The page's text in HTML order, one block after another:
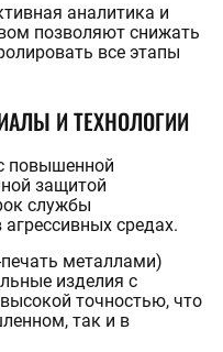
аналитика и
позволяют снижать
все этапы
И ТЕХНОЛОГИИ
повышенной
защитой
службы
средах.
металлами)
изделия с
точностью, что
так и в